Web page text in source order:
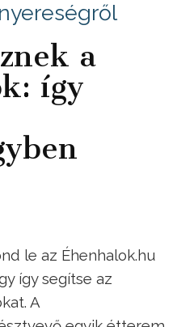
a
így
le az Éhenhalok.hu
így segítse az
A